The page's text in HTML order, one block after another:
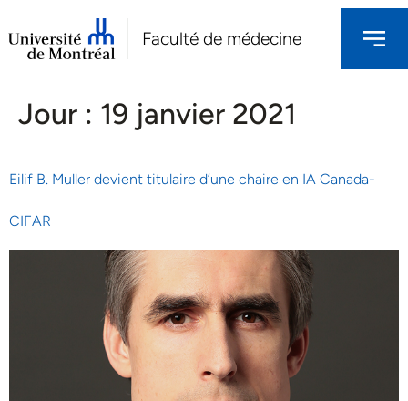
Faculté de médecine
Jour : 19 janvier 2021
Eilif B. Muller devient titulaire d’une chaire en IA Canada-
CIFAR